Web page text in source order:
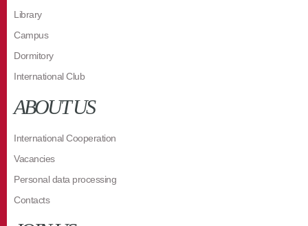
Library
Campus
Dormitory
International Club
ABOUT US
International Cooperation
Vacancies
Personal data processing
Contacts